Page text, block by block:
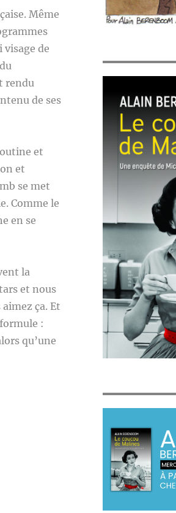
Même
de
rendu
de ses
et
et
se met
Comme le
en se
la
et nous
ça. Et
:
qu’une